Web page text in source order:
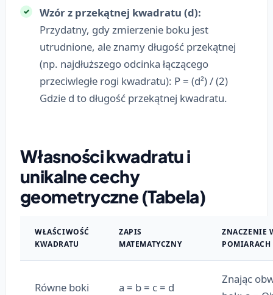
Wzór z przekątnej kwadratu (d):
Przydatny, gdy zmierzenie boku jest
utrudnione, ale znamy długość przekątnej
(np. najdłuższego odcinka łączącego
przeciwległe rogi kwadratu): P = (d²) / (2)
Gdzie d to długość przekątnej kwadratu.
Własności kwadratu i
unikalne cechy
geometryczne (Tabela)
WŁAŚCIWOŚĆ
KWADRATU
ZAPIS
MATEMATYCZNY
ZNACZENIE
POMIARACH
Równe boki a = b = c = d
Znając